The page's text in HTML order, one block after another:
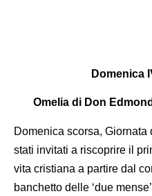
Domenica
Omelia di Don
Domenica scorsa,
stati invitati a riscoprire il
vita cristiana a partire dal
banchetto delle ‘due